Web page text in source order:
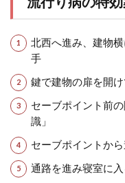
北西へ進み、建物
手
鍵で建物の扉を開
セーブポイント前
識」
セーブポイントか
通路を進み寝室に